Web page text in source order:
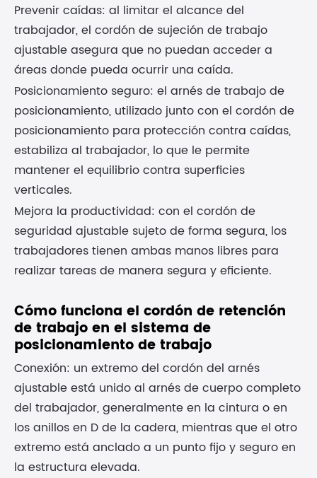
Prevenir caídas: al limitar el alcance del
trabajador, el cordón de sujeción de trabajo
ajustable asegura que no puedan acceder a
áreas donde pueda ocurrir una caída.
Posicionamiento seguro: el arnés de trabajo de
posicionamiento, utilizado junto con el cordón de
posicionamiento para protección contra caídas,
estabiliza al trabajador, lo que le permite
mantener el equilibrio contra superficies
verticales.
Mejora la productividad: con el cordón de
seguridad ajustable sujeto de forma segura, los
trabajadores tienen ambas manos libres para
realizar tareas de manera segura y eficiente.
Cómo funciona el cordón de retención
de trabajo en el sistema de
posicionamiento de trabajo
Conexión: un extremo del cordón del arnés
ajustable está unido al arnés de cuerpo completo
del trabajador, generalmente en la cintura o en
los anillos en D de la cadera, mientras que el otro
extremo está anclado a un punto fijo y seguro en
la estructura elevada.